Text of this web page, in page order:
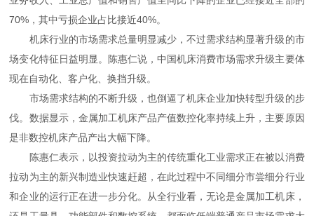
70%，其中亏损企业占比接近40%。
机床行业的市场需求总量明显减少，不过需求结构显著升级的市
场变化特征日益明显。陈惠仁说，中国机床消费市场需求升级主要体
现在自动化、客户化、换挡升级。
市场需求结构的不断升级，也倒逼了机床企业加快转型升级的步
伐。数据显示，金属加工机床产品产值数控化率持续上升，主要原因
是非数控机床产品产出大幅下降。
陈惠仁表示，以投资拉动为主的传统重化工业需求正在被以消费
拉动为主的新兴制造业快速赶超，在此过程中不同细分市尝细分行业
和企业的运行正在进一步分化。从全行业看，无论是金属加工机床，